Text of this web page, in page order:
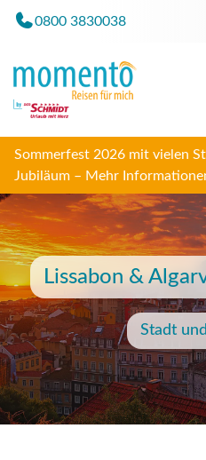
0800 3830038
Sommerfest 2026 mit vielen
Jubiläum – Mehr
Lissabon &
Stadt